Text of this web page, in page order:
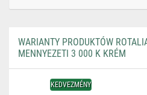
WARIANTY PRODUKTÓW
MENNYEZETI 3 000 K KRÉM
KEDVEZMÉNY